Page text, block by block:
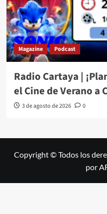
Magazine Podcast
Radio Cartaya |
el Cine de Verano a
3 de agosto de 2026 0
Copyright © Todos los
por